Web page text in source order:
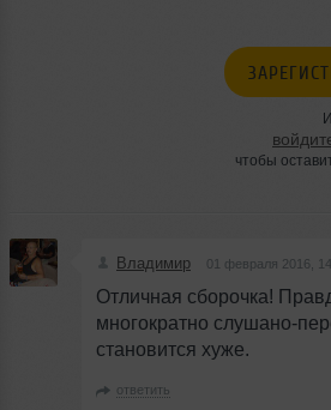
чтобы
Владимир 01 февраля 2016,
Отличная сборочка!
многократно слушано-
становится хуже.
ответить